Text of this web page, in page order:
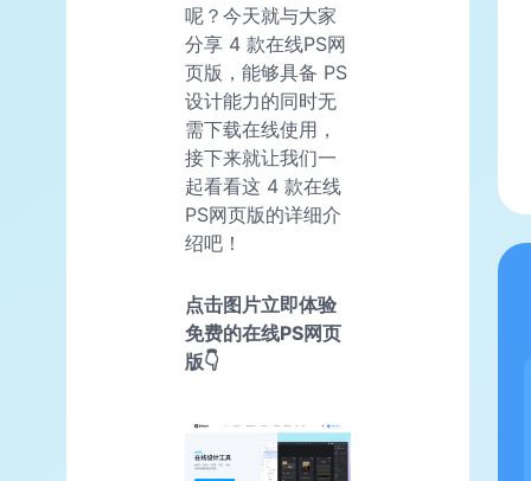
呢？今天就与大家
分享 4 款在线PS网
页版，能够具备 PS
设计能力的同时无
需下载在线使用，
接下来就让我们一
起看看这 4 款在线
PS网页版的详细介
绍吧！
点击图片立即体验
免费的在线PS网页
版👇